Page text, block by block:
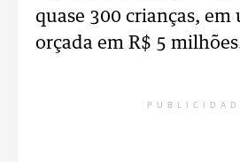
quase 300 crianças, em
orçada em R$ 5